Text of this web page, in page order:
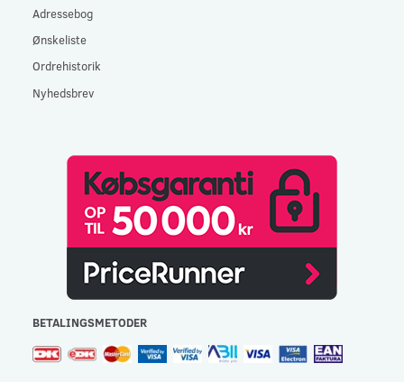
Adressebog
Ønskeliste
Ordrehistorik
Nyhedsbrev
BETALINGSMETODER